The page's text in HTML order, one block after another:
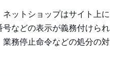
ットショップはサイト上に
などの表示が義務付けられ
務停止命令などの処分の対